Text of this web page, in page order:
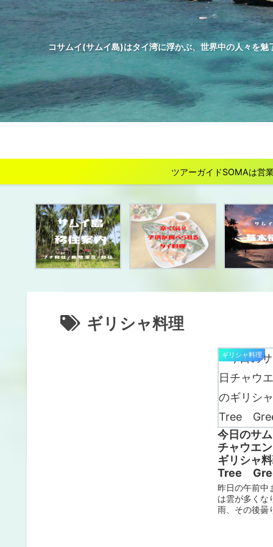
コサムイ(サムイ島)はタイ湾に浮かぶ、世界中の人々を
ツアーガイドSOMAは営
ギリシャ料理
ギリシャ料理
今日のサ
チャウエ
ギリシャ
Tree
昨日の午前中
は雲が多くな
雨、その後曇
が降りまし
ません。ず